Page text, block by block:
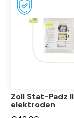
Zoll Stat-Padz II
elektroden